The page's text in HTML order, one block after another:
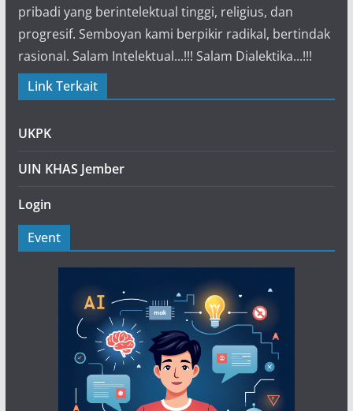
pribadi yang berintelektual tinggi, religius, dan
progresif. Semboyan kami berpikir radikal, bertindak
rasional. Salam Intelektual...!!! Salam Dialektika...!!!
Link Terkait
UKPK
UIN KHAS Jember
Login
Event